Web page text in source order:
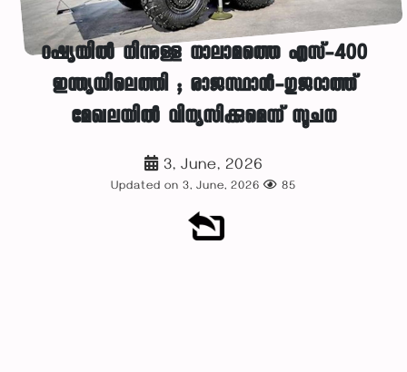
റഷ്യയിൽ നിന്നുള്ള നാലാമത്തെ എസ്-400
ഇന്ത്യയിലെത്തി ; രാജസ്ഥാൻ-ഗുജറാത്ത്
മേഖലയിൽ വിന്യസിക്കുമെന്ന് സൂചന
3, June, 2026
Updated on 3, June, 2026 85